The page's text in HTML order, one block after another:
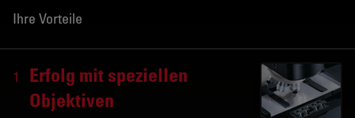
Ihre Vorteile
1
Erfolg mit speziellen
Objektiven